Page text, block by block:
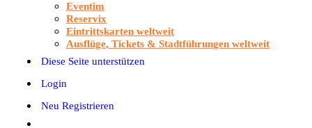
Eventim
Reservix
Eintrittskarten weltweit
Ausflüge, Tickets & Stadtführungen weltweit
Diese Seite unterstützen
Login
Neu Registrieren